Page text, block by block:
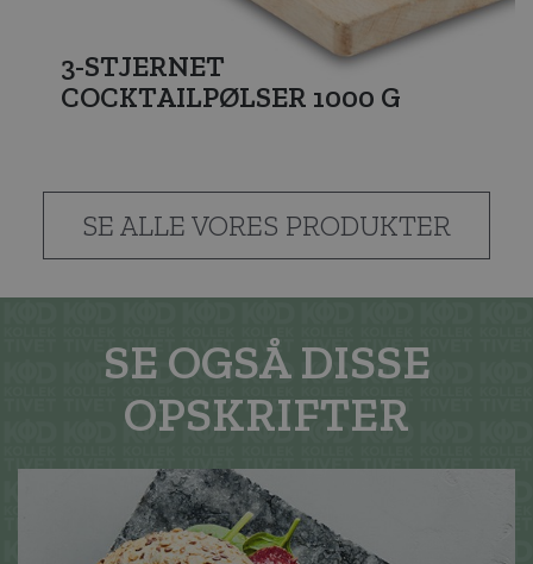
3-STJERNET
COCKTAILPØLSER 1000 G
SE ALLE VORES PRODUKTER
SE OGSÅ DISSE
OPSKRIFTER